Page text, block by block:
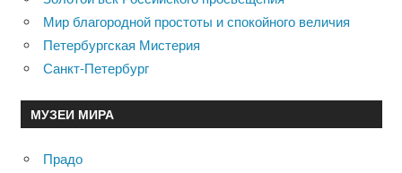
Мир благородной простоты и спокойного величия
Петербургская Мистерия
Санкт-Петербург
МУЗЕИ МИРА
Прадо